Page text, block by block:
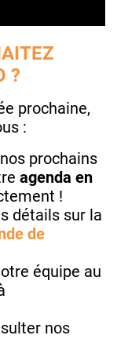
?
prochaine,
:
prochains
agenda en
!
détails sur la
de
équipe au
nos